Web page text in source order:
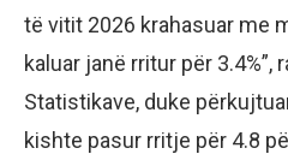
të vitit 2026 krahasuar me
kaluar janë rritur për 3.4%”,
Statistikave, duke
kishte pasur rritje për 4.8